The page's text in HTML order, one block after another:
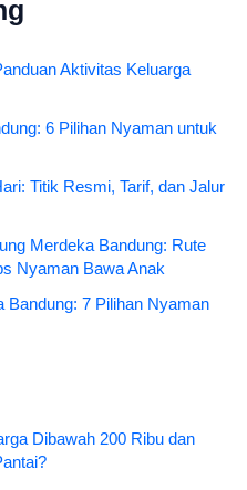
Aktivitas Keluarga
6 Pilihan Nyaman untuk
Titik Resmi, Tarif, dan Jalur
Merdeka Bandung: Rute
Nyaman Bawa Anak
Bandung: 7 Pilihan Nyaman
Dibawah 200 Ribu dan